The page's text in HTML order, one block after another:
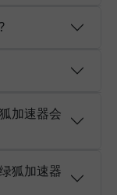
加速器会
狐加速器